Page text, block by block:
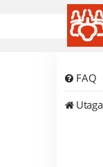
FAQ